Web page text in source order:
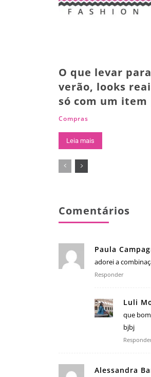
O que levar
verão, looks
só com um item
Compras
Leia mais
Comentários
Paula
adorei a
Responder
Luli
que
bjbj
Alessandra